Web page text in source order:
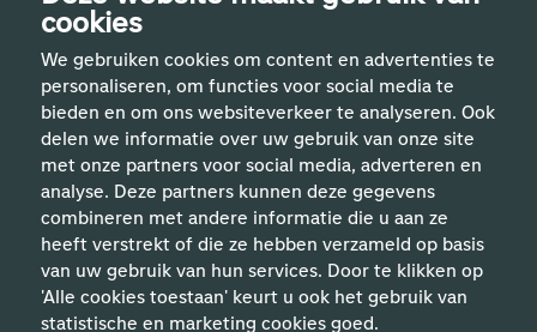
cookies
We gebruiken cookies om content en advertenties te
personaliseren, om functies voor social media te
bieden en om ons websiteverkeer te analyseren. Ook
delen we informatie over uw gebruik van onze site
met onze partners voor social media, adverteren en
analyse. Deze partners kunnen deze gegevens
combineren met andere informatie die u aan ze
heeft verstrekt of die ze hebben verzameld op basis
van uw gebruik van hun services. Door te klikken op
'Alle cookies toestaan' keurt u ook het gebruik van
statistische en marketing cookies goed.
Handige links
Vakgebieden